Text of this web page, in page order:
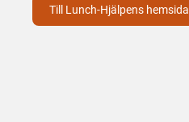
Till Lunch-Hjälpens hemsida